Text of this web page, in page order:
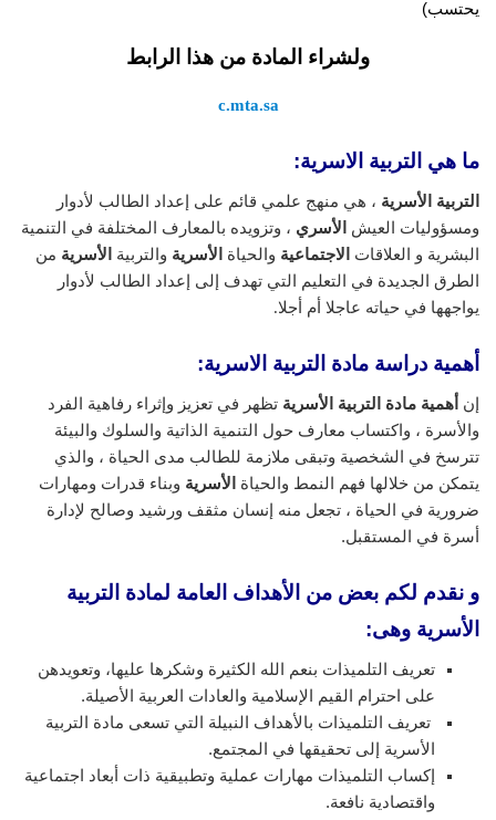
يحتسب)
ولشراء المادة من هذا الرابط
c.mta.sa
ما هي التربية الاسرية:
التربية الأسرية ، هي منهج علمي قائم على إعداد الطالب لأدوار
ومسؤوليات العيش
الأسري ، وتزويده بالمعارف المختلفة في التنمية
البشرية و العلاقات
الاجتماعية والحياة الأسرية والتربية الأسرية من
الطرق الجديدة في التعليم التي تهدف إلى إعداد الطالب لأدوار
يواجهها في حياته عاجلا أم أجلا.
أهمية دراسة مادة التربية الاسرية:
إن أهمية مادة التربية الأسرية تظهر في تعزيز وإثراء رفاهية الفرد
والأسرة ، واكتساب معارف حول التنمية الذاتية والسلوك والبيئة
تترسخ في الشخصية وتبقى ملازمة للطالب مدى الحياة ، والذي
يتمكن من خلالها فهم النمط والحياة الأسرية وبناء قدرات ومهارات
ضرورية في الحياة ، تجعل منه إنسان مثقف ورشيد وصالح لإدارة
أسرة في المستقبل.
و نقدم لكم بعض من الأهداف العامة لمادة التربية
الأسرية وهى:
تعريف التلميذات بنعم الله الكثيرة وشكرها عليها، وتعويدهن
على احترام القيم الإسلامية والعادات العربية الأصيلة.
تعريف التلميذات بالأهداف النبيلة التي تسعى مادة التربية
الأسرية إلى تحقيقها في المجتمع.
إكساب التلميذات مهارات عملية وتطبيقية ذات أبعاد اجتماعية
واقتصادية نافعة.